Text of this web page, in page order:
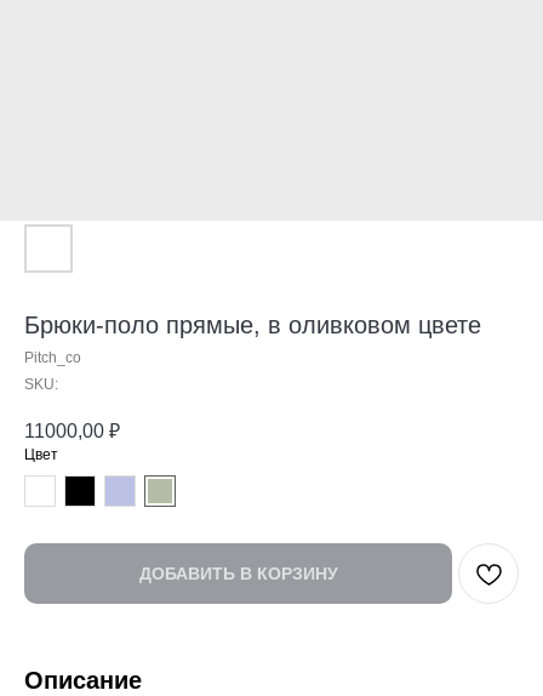
Брюки-поло прямые, в оливковом цвете
Pitch_co
SKU:
11000,00 ₽
Цвет
ДОБАВИТЬ В КОРЗИНУ
Описание